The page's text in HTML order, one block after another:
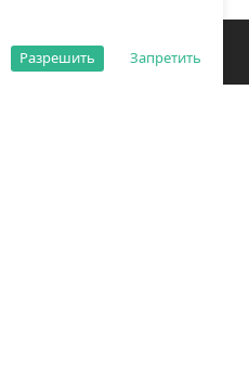
Запретить
Разрешить
Поиск Открыть меню